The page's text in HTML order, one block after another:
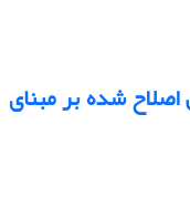
شده بر مبنای